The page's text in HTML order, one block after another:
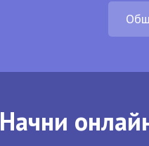
Начни